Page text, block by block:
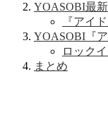
YOASOBI最
『アイ
YOASOBI『
ロック
まとめ